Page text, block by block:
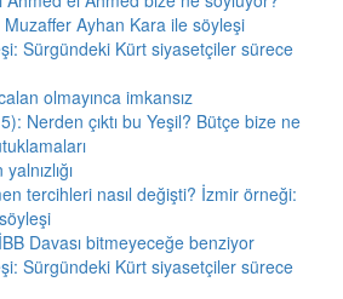
Muzaffer Ayhan Kara ile söyleşi
Sürgündeki Kürt siyasetçiler sürece
olmayınca imkansız
Nerden çıktı bu Yeşil? Bütçe bize ne
tercihleri nasıl değişti? İzmir örneği:
Davası bitmeyeceğe benziyor
Sürgündeki Kürt siyasetçiler sürece